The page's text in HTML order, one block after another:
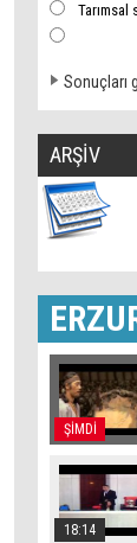
Tarımsal
Sonuçları
ARŞİV
ŞİMDİ
18:14